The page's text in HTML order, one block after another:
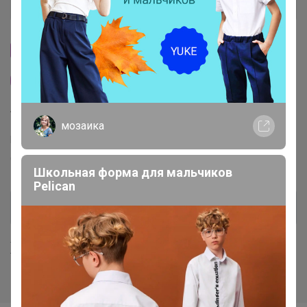
Cтраничка организатора
Другие СП организатора Артемида
Торговые марки
Puratos™
COOKING™
Dolce-Rosa™ Баринофф™
Хиты продаж
мозаика
Школьная форма для мальчиков
Pelican